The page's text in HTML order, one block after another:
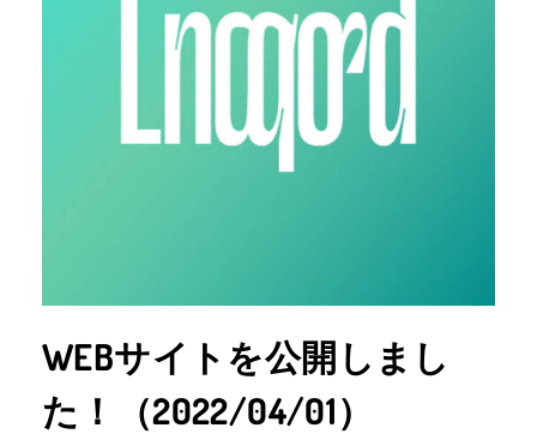
WEBサイトを公開しまし
た！（2022/04/01）